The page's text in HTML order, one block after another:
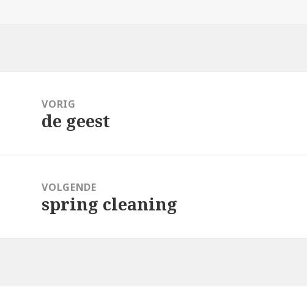
navigatieVORIG
Vorig
de geest
VOLGENDE
Volgend
spring cleaning